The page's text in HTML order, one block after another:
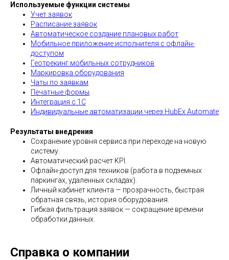
Используемые функции системы
Учет заявок
Расписание заявок
Автоматическое создание плановых работ
Мобильное приложение исполнителя с офлайн-
доступом
Геотрекинг мобильных сотрудников
Маркировка оборудования
Чаты по заявкам
Печатные формы
Интеграция с 1С
Индивидуальные автоматизации через HubEx Automate
Результаты внедрения
Сохранение уровня сервиса при переходе на новую
систему.
Автоматический расчет KPI.
Офлайн-доступ для техников (работа в подземных
паркингах, удаленных складах).
Личный кабинет клиента — прозрачность, быстрая
обратная связь, история оборудования.
Гибкая фильтрация заявок — сокращение времени
обработки данных.
Справка о компании